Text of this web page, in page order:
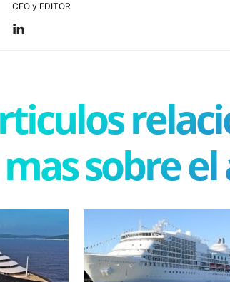
CEO y EDITOR
mas sobre